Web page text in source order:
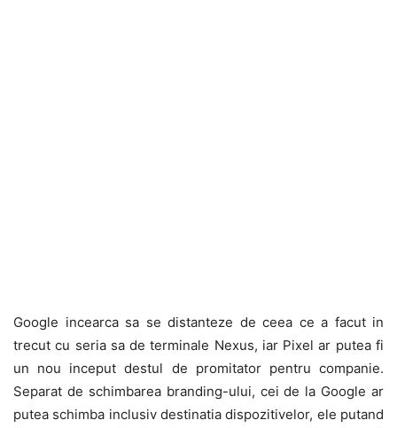
Google incearca sa se distanteze de ceea ce a facut in
trecut cu seria sa de terminale Nexus, iar Pixel ar putea fi
un nou inceput destul de promitator pentru companie.
Separat de schimbarea branding-ului, cei de la Google ar
putea schimba inclusiv destinatia dispozitivelor, ele putand